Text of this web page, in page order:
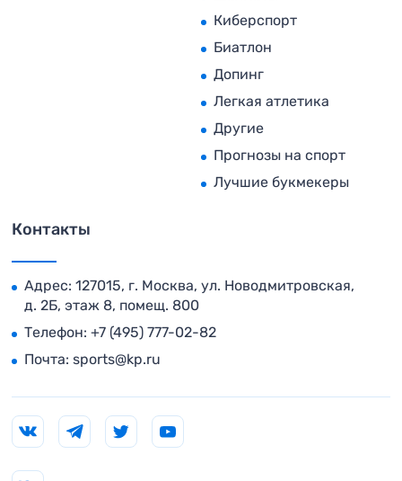
Киберспорт
Биатлон
Допинг
Легкая атлетика
Другие
Прогнозы на спорт
Лучшие букмекеры
Контакты
Адрес: 127015, г. Москва, ул. Новодмитровская,
д. 2Б, этаж 8, помещ. 800
Телефон: +7 (495) 777-02-82
Почта: sports@kp.ru